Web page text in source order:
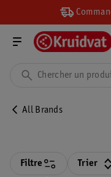
All Brands
Filtre Trier